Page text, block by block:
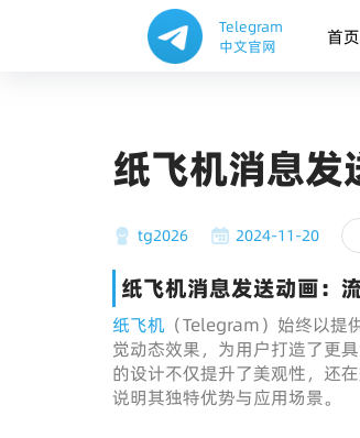
Telegram
中文官网
首页
纸飞机消息发
tg2026 2024-11-20
纸飞机消息发送动画：
纸飞机 （Telegram）始终以
觉动态效果，为用户打造了更
的设计不仅提升了美观性，还
说明其独特优势与应用场景。